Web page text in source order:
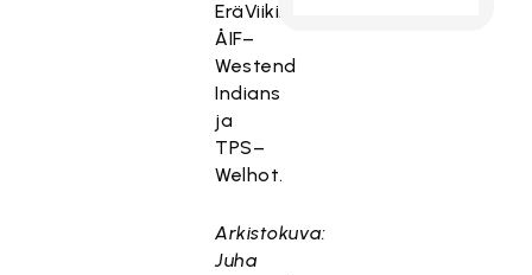
EräViikingit,
ÅIF–
Westend
Indians
ja
TPS–
Welhot.
Arkistokuva:
Juha